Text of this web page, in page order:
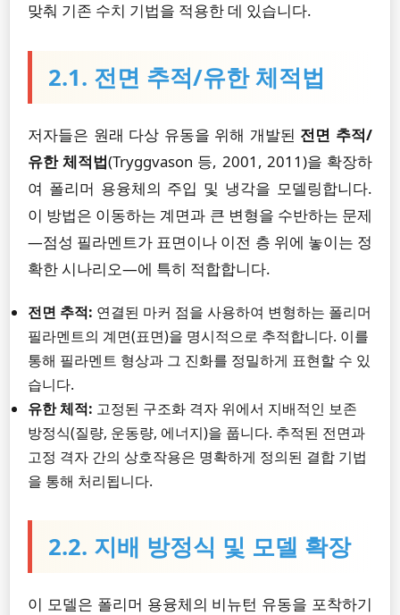
맞춰 기존 수치 기법을 적용한 데 있습니다.
2.1. 전면 추적/유한 체적법
저자들은 원래 다상 유동을 위해 개발된 전면 추적/
유한 체적법(Tryggvason 등, 2001, 2011)을 확장하
여 폴리머 용융체의 주입 및 냉각을 모델링합니다.
이 방법은 이동하는 계면과 큰 변형을 수반하는 문제
—점성 필라멘트가 표면이나 이전 층 위에 놓이는 정
확한 시나리오—에 특히 적합합니다.
전면 추적: 연결된 마커 점을 사용하여 변형하는 폴리머
필라멘트의 계면(표면)을 명시적으로 추적합니다. 이를
통해 필라멘트 형상과 그 진화를 정밀하게 표현할 수 있
습니다.
유한 체적: 고정된 구조화 격자 위에서 지배적인 보존
방정식(질량, 운동량, 에너지)을 풉니다. 추적된 전면과
고정 격자 간의 상호작용은 명확하게 정의된 결합 기법
을 통해 처리됩니다.
2.2. 지배 방정식 및 모델 확장
이 모델은 폴리머 용융체의 비뉴턴 유동을 포착하기